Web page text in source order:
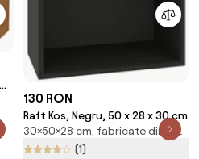
130 RON
Raft Kos, Negru, 50 x 28 x 30 cm
30×50×28 cm, fabricate din PAL
(1)